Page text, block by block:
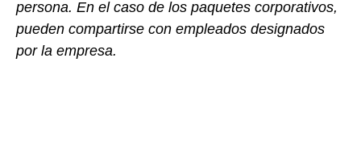
persona. En el caso de los paquetes corporativos,
pueden compartirse con empleados designados
por la empresa.